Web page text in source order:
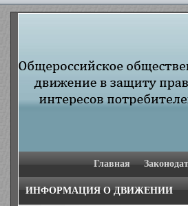
Главная
ИНФОРМАЦИЯ О ДВИЖЕНИИ